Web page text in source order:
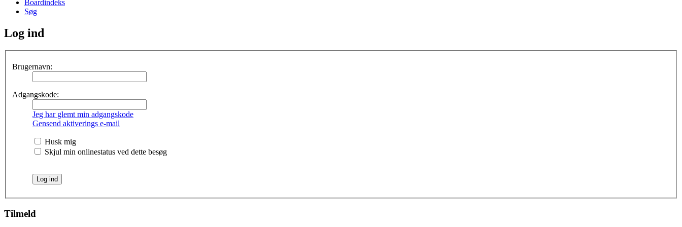
Boardindeks
Søg
Log ind
Brugernavn:
Adgangskode:
Jeg har glemt min adgangskode
Gensend aktiverings e-mail
Husk mig
Skjul min onlinestatus ved dette besøg
Tilmeld